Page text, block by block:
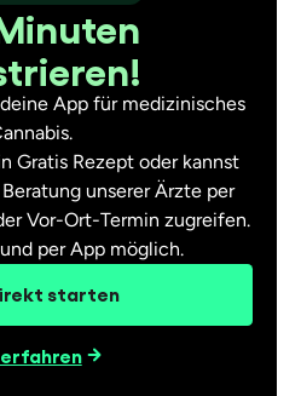
App für medizinisches
Gratis Rezept oder kannst
unserer Ärzte per
Vor-Ort-Termin zugreifen.
per App möglich.
starten